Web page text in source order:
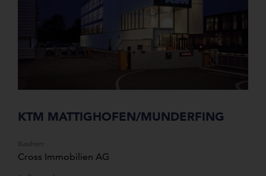
KTM MATTIGHOFEN/MUNDERFING
Cross Immobilien AG